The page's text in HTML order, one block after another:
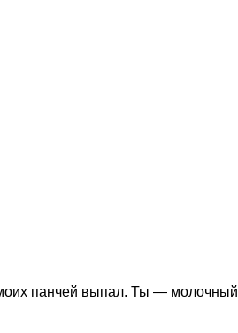
панчей выпал. Ты —